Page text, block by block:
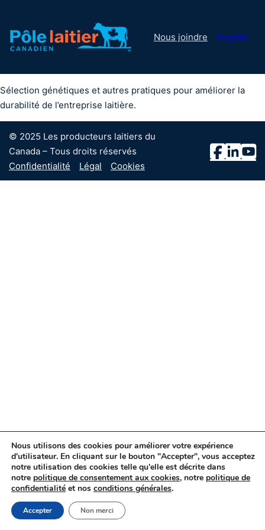
Nous joindre English
Sélection génétiques et autres pratiques pour améliorer la
durabilité de l’entreprise laitière.
© 2025 Les producteurs laitiers du
Canada – Tous droits réservés
Confidentialité
Légal Cookies
Nous utilisons des cookies pour améliorer votre expérience
d'utilisateur. En cliquant sur le bouton "Accepter", vous acceptez
notre utilisation des cookies telle qu'elle est décrite dans
notre politique de consentement aux cookies, notre politique de
confidentialité et nos conditions générales.
Accepter Non merci